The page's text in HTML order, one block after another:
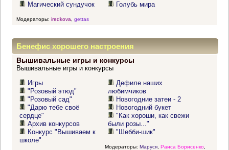
Магический сундучок Голубь мира
Модераторы: iredkova gettas
Бенефис хорошего настроения
Вышивальные игры и конкурсы
Вышивальные игры и конкурсы
Игры
"Розовый этюд"
"Розовый сад"
"Дарю тебе своё
сердце"
Архив конкурсов
Конкурс "Вышиваем к
школе"
Дефиле наших
любимчиков
Новогодние затеи - 2
Новогодний букет
"Как хороши, как свежи
были розы..."
"Шебби-шик"
Модераторы: Маруся, Раиса Борисенко,